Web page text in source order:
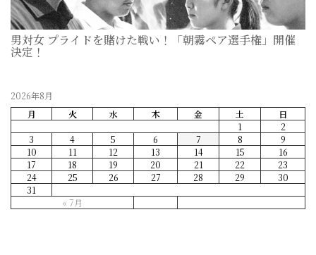
男対女 プライドを賭けた戦い！「朝霧ペア選手権」開催
決定！
2026年8月
月
火 水 木 金 土 日
« 7月
1
2
3
4 5 6 7 8
9
10
11 12 13 14 15
16
17
18 19 20 21 22
23
24
25 26 27 28 29
30
31